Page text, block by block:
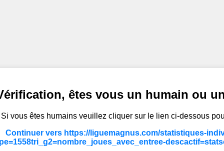
êtes vous un humain ou
Si vous êtes humains veuillez cliquer sur le lien ci-dessous
Continuer vers https://liguemagnus.com/statistiques-